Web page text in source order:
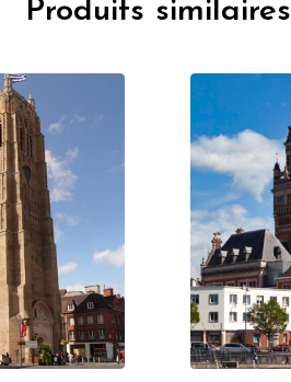
Produits similaires